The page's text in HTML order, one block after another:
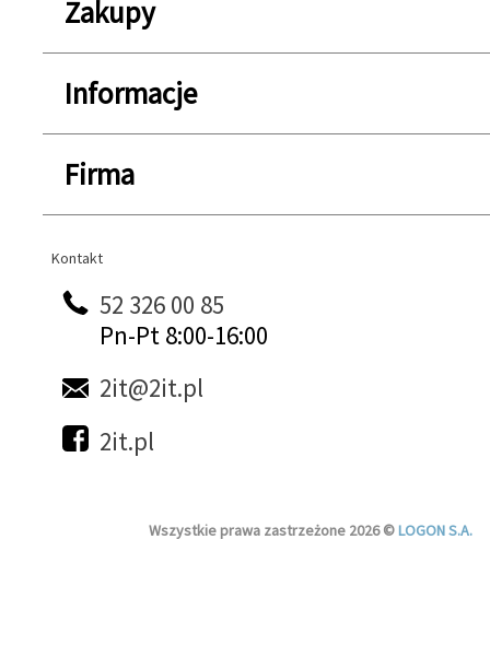
Zakupy
Informacje
Firma
Kontakt
Kontakt
52 326 00 85
Pn-Pt 8:00-16:00
2it@2it.pl
2it.pl
Wszystkie prawa zastrzeżone 2026 ©LOGON S.A.